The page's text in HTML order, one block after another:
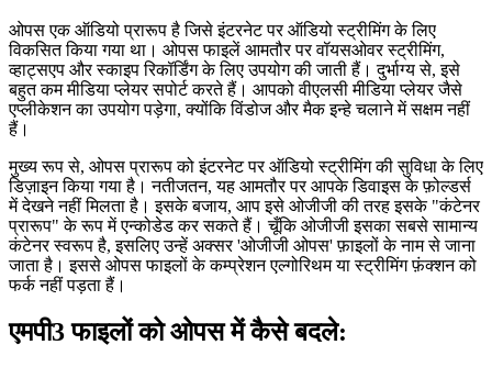
ओपस एक ऑडियो प्रारूप है जिसे इंटरनेट पर ऑडियो स्ट्रीमिंग के लिए
विकसित किया गया था। ओपस फाइलें आमतौर पर वॉयसओवर स्ट्रीमिंग,
व्हाट्सएप और स्काइप रिकॉर्डिंग के लिए उपयोग की जाती हैं। दुर्भाग्य से, इसे
बहुत कम मीडिया प्लेयर सपोर्ट करते हैं। आपको वीएलसी मीडिया प्लेयर जैसे
एप्लीकेशन का उपयोग पड़ेगा, क्योंकि विंडोज और मैक इन्हे चलाने में सक्षम नहीं
हैं।
मुख्य रूप से, ओपस प्रारूप को इंटरनेट पर ऑडियो स्ट्रीमिंग की सुविधा के लिए
डिज़ाइन किया गया है। नतीजतन, यह आमतौर पर आपके डिवाइस के फ़ोल्डर्स
में देखने नहीं मिलता है। इसके बजाय, आप इसे ओजीजी की तरह इसके "कंटेनर
प्रारूप" के रूप में एन्कोडेड कर सकते हैं। चूँकि ओजीजी इसका सबसे सामान्य
कंटेनर स्वरूप है, इसलिए उन्हें अक्सर 'ओजीजी ओपस' फ़ाइलों के नाम से जाना
जाता है। इससे ओपस फाइलों के कम्प्रेशन एल्गोरिथम या स्ट्रीमिंग फ़ंक्शन को
फर्क नहीं पड़ता हैं।
एमपी3 फाइलों को ओपस में कैसे बदले: